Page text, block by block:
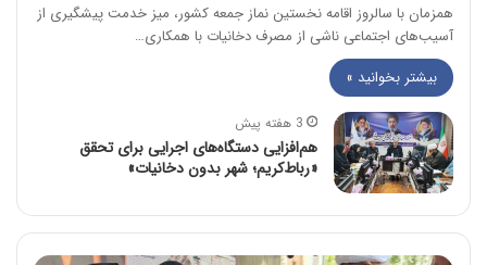
همزمان با سالروز اقامه نخستین نماز جمعه کشور، میز خدمت پیشگیری از
آسیب‌های اجتماعی ناشی از مصرف دخانیات با همکاری…
بیشتر بخوانید »
3 هفته پیش
هم‌افزایی دستگاه‌های اجرایی برای تحقق
«رباط‌کریم؛ شهر بدون دخانیات»